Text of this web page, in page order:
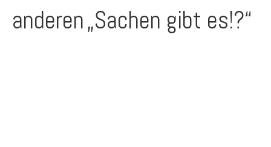
anderen„Sachen gibt es!?“